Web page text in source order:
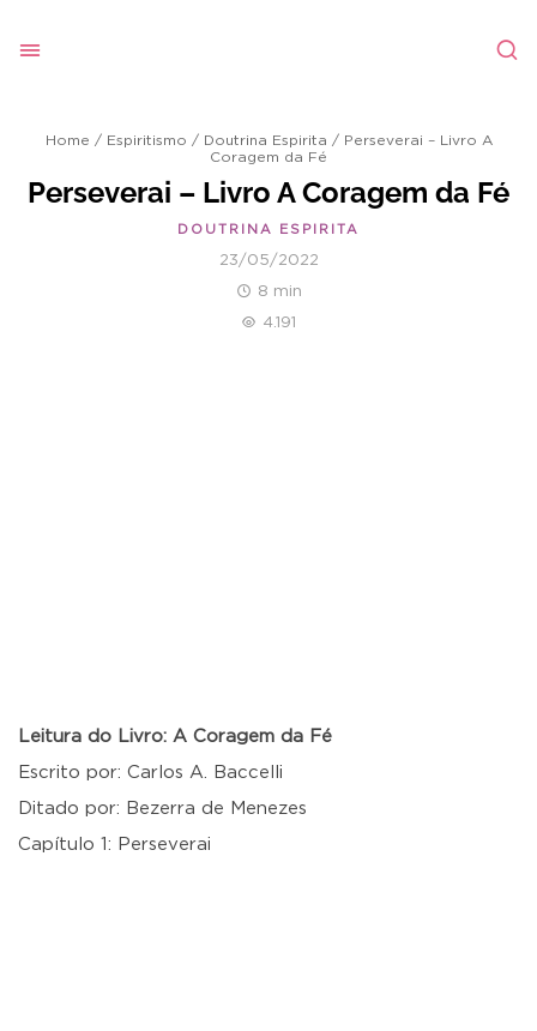
Home / Espiritismo / Doutrina Espirita / Perseverai – Livro A
Coragem da Fé
Perseverai – Livro A Coragem da Fé
DOUTRINA ESPIRITA
23/05/2022
8 min
4.191
Leitura do Livro: A Coragem da Fé
Escrito por: Carlos A. Baccelli
Ditado por: Bezerra de Menezes
Capítulo 1: Perseverai